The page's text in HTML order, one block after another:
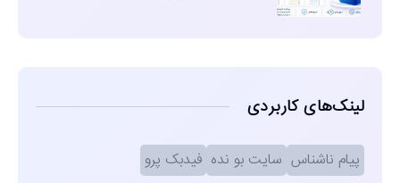
لینک‌های کاربردی
پیام ناشناس سایت بو نده فیدبک پرو